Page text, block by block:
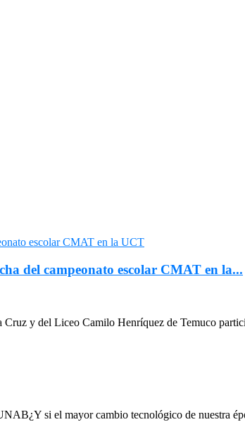
del campeonato escolar CMAT en la...
Cruz y del Liceo Camilo Henríquez de Temuco
si el mayor cambio tecnológico de nuestra